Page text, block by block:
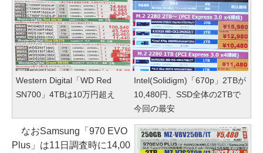
Western Digital「WD Red
SN700」4TBは10万円超え
Intel(Solidigm)「670p」2TBが
10,480円、SSD全体の2TBで
今回の最安
なおSamsung「970 EVO
Plus」は11日調査時に14,00